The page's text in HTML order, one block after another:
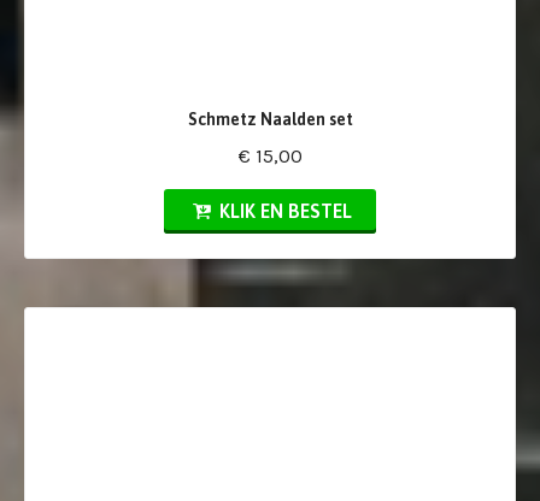
Schmetz Naalden set
€ 15,00
KLIK EN BESTEL